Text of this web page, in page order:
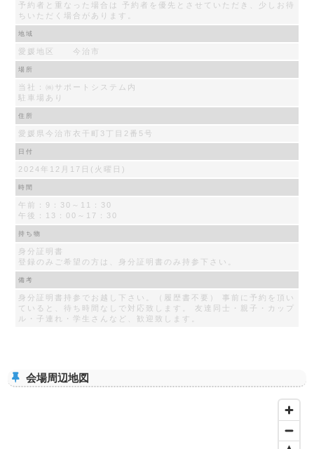
予約者と重なった場合は 予約者を優先とさせていただき、少しお待
ちいただく場合があります。
地域
愛媛地区 今治市
場所
当社：㈱サポートシステム内
駐車場あり
住所
愛媛県今治市衣干町3丁目2番5号
日付
2024年12月17日(火曜日)
時間
午前：9：30～11：30
午後：13：00～17：30
持ち物
身分証明書
登録のみご希望の方は、身分証明書のみ持参下さい。
備考
身分証明書持参でお越し下さい。（履歴書不要） 事前に予約を頂い
ていると、待ち時間なしで対応致します。 友達同士・親子・カップ
ル・子連れ・学生さんなど、歓迎致します。
会場周辺地図